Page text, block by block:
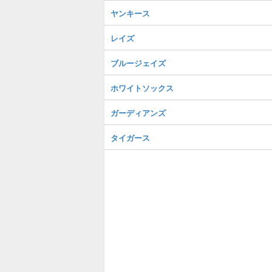
ヤンキース
レイズ
ブルージェイズ
ホワイトソックス
ガーディアンズ
タイガース